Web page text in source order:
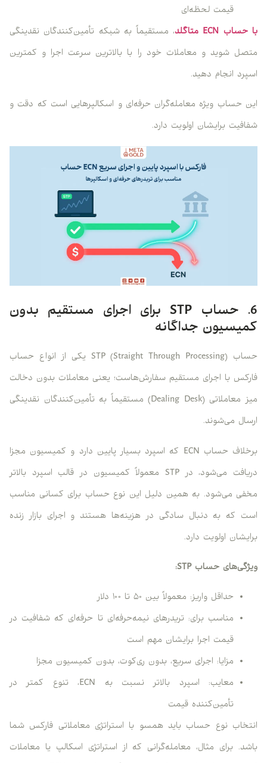
قیمت لحظه‌ای
با حساب ECN متاگلد
، مستقیماً به شبکه تأمین‌کنندگان نقدینگی
متصل شوید و معاملات خود را با بالاترین سرعت اجرا و کمترین
اسپرد انجام دهید.
این حساب ویژه معامله‌گران حرفه‌ای و اسکالپرهایی است که دقت و
شفافیت برایشان اولویت دارد.
6. حساب STP برای اجرای مستقیم بدون
کمیسیون جداگانه
حساب STP (Straight Through Processing) یکی از انواع حساب
فارکس با اجرای مستقیم سفارش‌هاست؛ یعنی معاملات بدون دخالت
میز معاملاتی (Dealing Desk) مستقیماً به تأمین‌کنندگان نقدینگی
ارسال می‌شوند.
برخلاف حساب ECN که اسپرد بسیار پایین دارد و کمیسیون مجزا
دریافت می‌شود، در STP معمولاً کمیسیون در قالب اسپرد بالاتر
مخفی می‌شود. به همین دلیل این نوع حساب برای کسانی مناسب
است که به دنبال سادگی در هزینه‌ها هستند و اجرای بازار زنده
برایشان اولویت دارد.
ویژگی‌های حساب STP:
حداقل واریز: معمولاً بین ۵۰ تا ۱۰۰ دلار
مناسب برای: تریدرهای نیمه‌حرفه‌ای تا حرفه‌ای که شفافیت در
قیمت اجرا برایشان مهم است
مزایا: اجرای سریع، بدون ری‌کوت، بدون کمیسیون مجزا
معایب: اسپرد بالاتر نسبت به ECN، تنوع کمتر در
تأمین‌کننده قیمت
انتخاب نوع حساب باید همسو با استراتژی معاملاتی فارکس شما
باشد. برای مثال، معامله‌گرانی که از استراتژی اسکالپ یا معاملات